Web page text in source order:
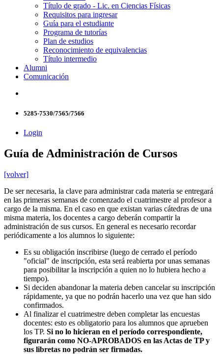
Título de grado - Lic. en Ciencias Físicas
Requisitos para ingresar
Guía para el estudiante
Programa de tutorías
Plan de estudios
Reconocimiento de equivalencias
Título intermedio
Alumni
Comunicación
5285-7530/7565/7566
Login
Guía de Administración de Cursos
[volver]
De ser necesaria, la clave para administrar cada materia se entregará
en las primeras semanas de comenzado el cuatrimestre al profesor a
cargo de la misma. En el caso en que existan varias cátedras de una
misma materia, los docentes a cargo deberán compartir la
administración de sus cursos. En general es necesario recordar
periódicamente a los alumnos lo siguiente:
Es su obligación inscribirse (luego de cerrado el período
"oficial" de inscripción, esta será reabierta por unas semanas
para posibilitar la inscripción a quien no lo hubiera hecho a
tiempo).
Si deciden abandonar la materia deben cancelar su inscripción
rápidamente, ya que no podrán hacerlo una vez que han sido
confirmados.
Al finalizar el cuatrimestre deben completar las encuestas
docentes: esto es obligatorio para los alumnos que aprueben
los TP. Si no lo hicieran en el período correspondiente,
figurarán como NO-APROBADOS en las Actas de TP y
sus libretas no podrán ser firmadas.